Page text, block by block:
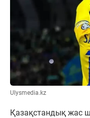
Ulysmedia.kz
Қазақстандық жас